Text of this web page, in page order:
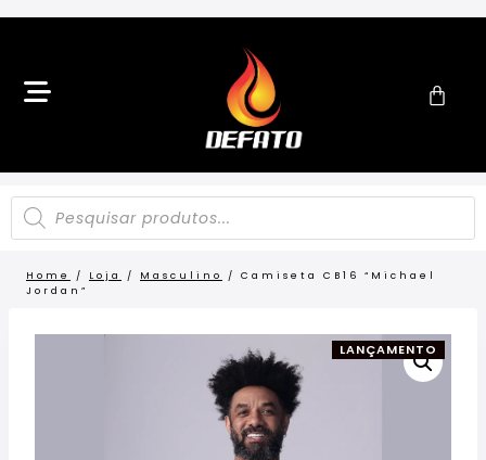
Home / Loja / Masculino /
Camiseta CB16 “Michael
Jordan”
LANÇAMENTO